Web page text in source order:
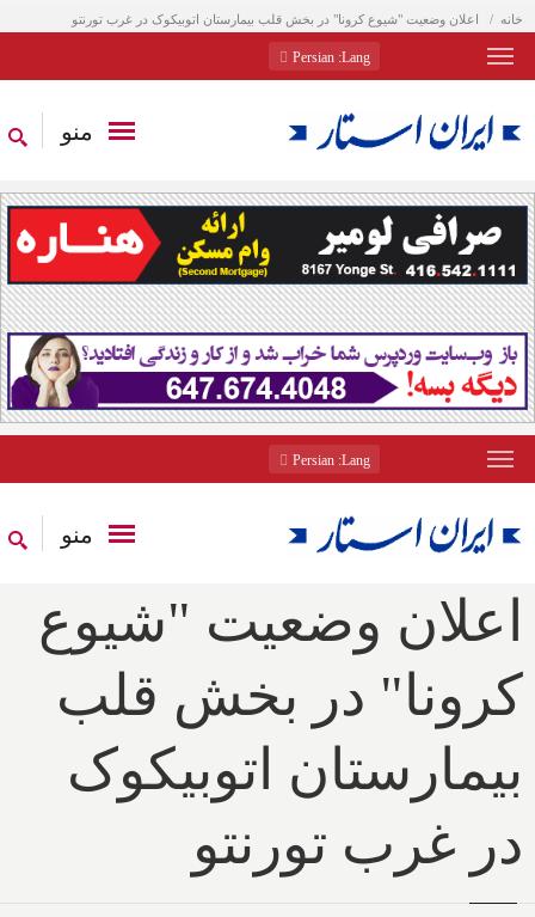
خانه اعلان وضعیت "شیوع کرونا" در بخش قلب بیمارستان اتوبیکوک در غرب تورنتو
Lang
: Persian
منو
Lang
: Persian
منو
اعلان وضعیت "شیوع
کرونا" در بخش قلب
بیمارستان اتوبیکوک
در غرب تورنتو